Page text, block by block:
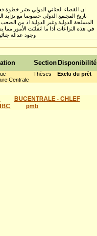
ان القضاء الجنائي الدولي يعتبر خطوة
تاريخ المجتمع الدولي خصوصا مع تزايد
المسلحة الدولية وغير الدولية اذ من الصعب
في هذه النزاعات اذا ما انفلتت الأمور مما
وجود عدالة
Section Disponibilité
Centrale
Thèses Exclu du prêt
BUCENTRALE - CHLEF
pmb